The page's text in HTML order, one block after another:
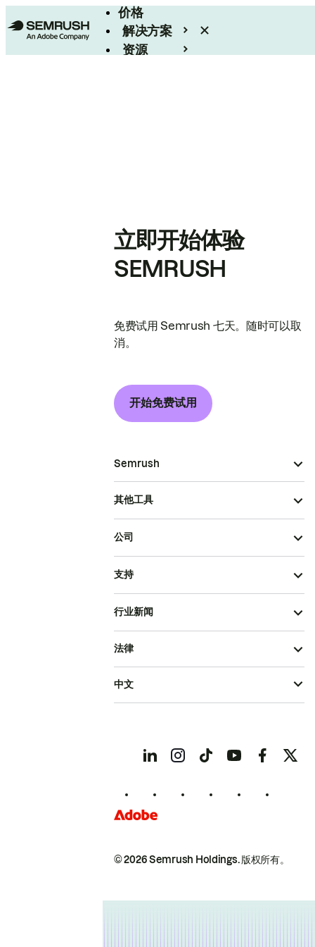
价格
解决方案
资源
立即开始体验
SEMRUSH
免费试用 Semrush 七天。随时可以取
消。
开始免费试用
Semrush
其他工具
公司
支持
行业新闻
© 2026 Semrush Holdings.版权所有。
法律
中文